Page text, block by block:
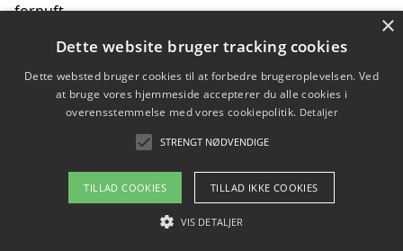
fornuft
Sådan kan du handle bæredygtigt og bestil med
faktura
Om / kontakt
Blog Betingelser
×
Dette website bruger tracking cookies
Dette websted bruger cookies til at forbedre brugeroplevelsen. Ved
at bruge vores hjemmeside accepterer du alle cookies i
overensstemmelse med vores cookiepolitik. Detaljer
STRENGT NØDVENDIGE
TILLAD COOKIES TILLAD IKKE COOKIES
VIS DETALJER